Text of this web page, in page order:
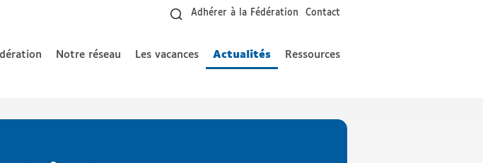
Adhérer à la Fédération Contact
Notre réseau Les vacances Actualités Ressources